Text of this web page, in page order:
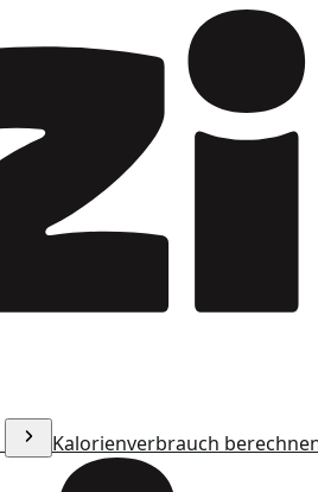
Kalorienverbrauch